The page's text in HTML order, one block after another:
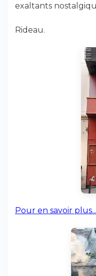
exaltants
Rideau.
Pour en savoir plus...